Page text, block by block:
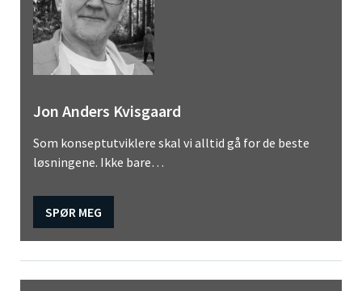
Jon Anders Kvisgaard
Som konseptutviklere skal vi alltid gå for de beste
løsningene. Ikke bare…
SPØR MEG